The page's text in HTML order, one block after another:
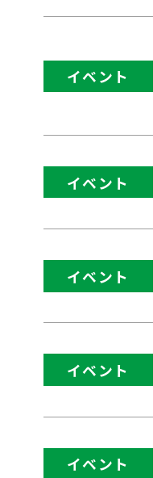
イベント
イベント
イベント
イベント
イベント